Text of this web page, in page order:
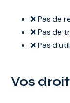
❌ Pas de
❌ Pas de
❌ Pas
Vos